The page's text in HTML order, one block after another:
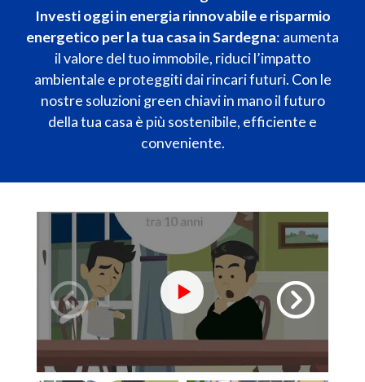
Investi oggi in energia rinnovabile e risparmio
energetico per la tua casa in Sardegna: aumenta
il valore del tuo immobile, riduci l’impatto
ambientale e proteggiti dai rincari futuri. Con le
nostre soluzioni green chiavi in mano il futuro
della tua casa è più sostenibile, efficiente e
conveniente.